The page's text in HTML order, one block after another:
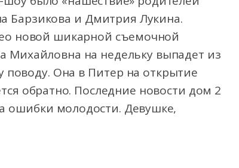
Барзикова и Дмитрия Лукина.
новой шикарной съемочной
Михайловна на недельку выпадет из
поводу. Она в Питер на открытие
обратно. Последние новости дом 2
ошибки молодости. Девушке,